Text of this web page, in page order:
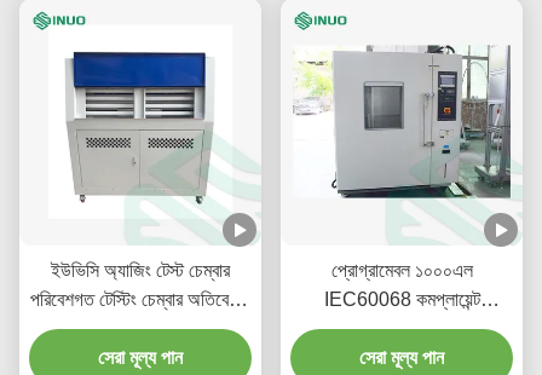
ইউভিসি অ্যাজিং টেস্ট চেম্বার
পরিবেশগত টেস্টিং চেম্বার অতিবেগুনী
এক্সপোজার পরীক্ষা
সেরা মূল্য পান
প্রোগ্রামেবল ১০০০এল
IEC60068 কমপ্লায়েন্ট
পরিবেশগত পরীক্ষার চেম্বার তাপমাত্রা
এবং আর্দ্রতা পরীক্ষার জন্য
সেরা মূল্য পান